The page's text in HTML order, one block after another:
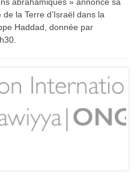
la Terre d’Israël dans la
Haddad, donnée par